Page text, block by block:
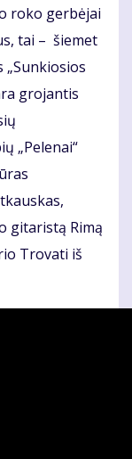
roko gerbėjai
tai – šiemet
„Sunkiosios
grojantis
„Pelenai“
gitaristą Rimą
Trovati iš